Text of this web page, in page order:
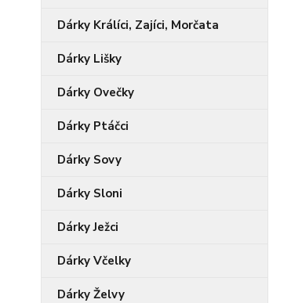
Dárky Králíci, Zajíci, Morčata
Dárky Lišky
Dárky Ovečky
Dárky Ptáčci
Dárky Sovy
Dárky Sloni
Dárky Ježci
Dárky Včelky
Dárky Želvy